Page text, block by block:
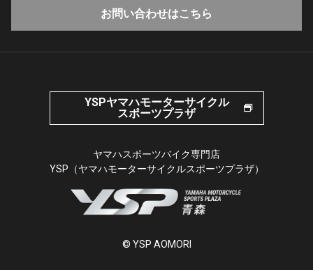
お問い合わせはこちら
YSPヤマハモーターサイクル
スポーツプラザ
ヤマハスポーツバイク専門店
YSP（ヤマハモーターサイクルスポーツプラザ）
© YSP AOMORI